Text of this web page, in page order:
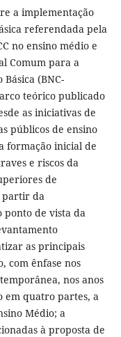
a implementação
referendada pela
no ensino médio e
Comum para a
(BNC-
teórico publicado
as iniciativas de
públicos de ensino
formação inicial de
e riscos da
de
partir da
ponto de vista da
as principais
com ênfase nos
nos anos
em quatro partes, a
Médio; a
à proposta de